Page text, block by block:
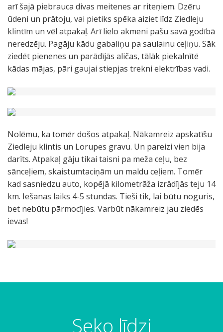
arī šajā piebrauca divas meitenes ar riteņiem. Dzēru
ūdeni un prātoju, vai pietiks spēka aiziet līdz Ziedleju
klintīm un vēl atpakaļ. Arī lielo akmeni pašu savā godībā
neredzēju. Pagāju kādu gabaliņu pa saulainu ceļiņu. Sāk
ziedēt pienenes un parādījās aličas, tālāk piekalnītē
kādas mājas, pāri gaujai stiepjas trekni elektrības vadi.
Nolēmu, ka tomēr došos atpakaļ. Nākamreiz apskatīšu
Ziedleju klintis un Lorupes gravu. Un pareizi vien bija
darīts. Atpakaļ gāju tikai taisni pa meža ceļu, bez
sānceļiem, skaistumtaciņām un maldu ceļiem. Tomēr
kad sasniedzu auto, kopējā kilometrāža izrādījās teju 14
km. Iešanas laiks 4-5 stundas. Tieši tik, lai būtu noguris,
bet nebūtu pārmocījies. Varbūt nākamreiz jau ziedēs
ievas!
Seko līdzi